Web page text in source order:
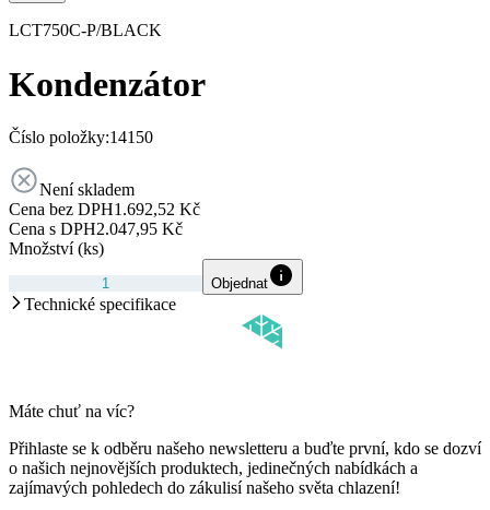
LCT750C-P/BLACK
Kondenzátor
Číslo položky:14150
Není skladem
Cena bez DPH1.692,52 Kč
Cena s DPH2.047,95 Kč
Množství (ks)
Objednat
Technické specifikace
Máte chuť na víc?
Přihlaste se k odběru našeho newsletteru a buďte první, kdo se dozví
o našich nejnovějších produktech, jedinečných nabídkách a
zajímavých pohledech do zákulisí našeho světa chlazení!